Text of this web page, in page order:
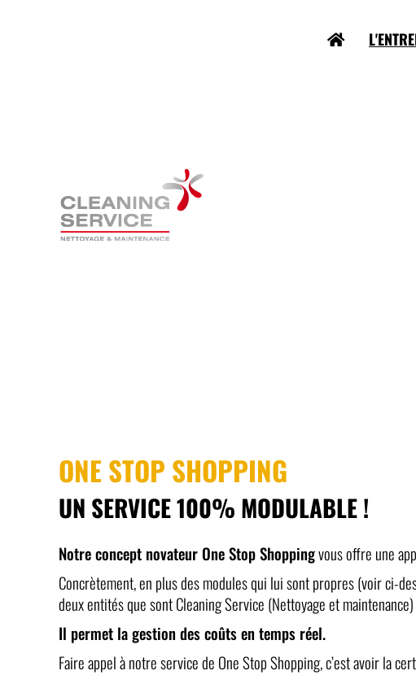
ONE STOP SHOPPING
UN SERVICE 100% MODULABLE !
Notre concept novateur One Stop Shoppingvous offre une
Concrètement, en plus des modules qui lui sont propres (voir ci-
deux entités que sont Cleaning Service (Nettoyage et
Il permet la gestion des coûts en temps réel.
Faire appel à notre service de One Stop Shopping, c’est avoir la